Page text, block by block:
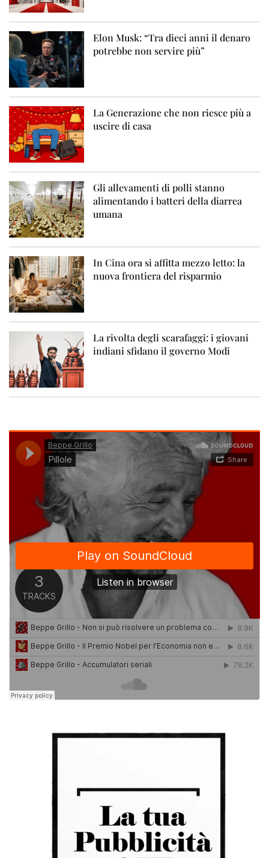
Elon Musk: “Tra dieci anni il denaro
potrebbe non servire più”
La Generazione che non riesce più a
uscire di casa
Gli allevamenti di polli stanno
alimentando i batteri della diarrea
umana
In Cina ora si affitta mezzo letto: la
nuova frontiera del risparmio
La rivolta degli scarafaggi: i giovani
indiani sfidano il governo Modi